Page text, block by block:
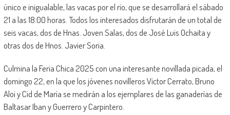
único e inigualable, las vacas por el río, que se desarrollará el sábado
21 a las 18:00 horas. Todos los interesados disfrutarán de un total de
seis vacas, dos de Hnas. Joven Salas, dos de José Luis Ochaita y
otras dos de Hnos. Javier Soria.
Culmina la Feria Chica 2025 con una interesante novillada picada, el
domingo 22, en la que los jóvenes novilleros Víctor Cerrato, Bruno
Aloi y Cid de María se medirán a los ejemplares de las ganaderías de
Baltasar Iban y Guerrero y Carpintero.